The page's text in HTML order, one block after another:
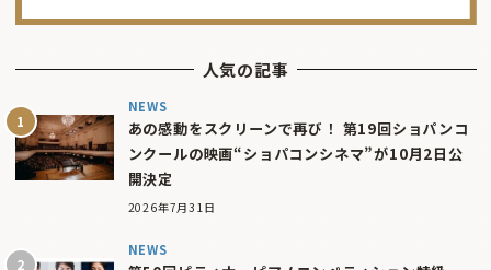
人気の記事
NEWS
あの感動をスクリーンで再び！ 第19回ショパンコ
ンクールの映画“ショパコンシネマ”が10月2日公
開決定
2026年7月31日
NEWS